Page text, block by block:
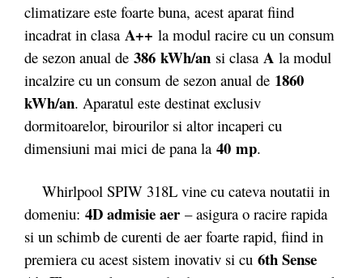
climatizare este foarte buna, acest aparat fiind
incadrat in clasa A++ la modul racire cu un consum
de sezon anual de 386 kWh/an si clasa A la modul
incalzire cu un consum de sezon anual de 1860
kWh/an. Aparatul este destinat exclusiv
dormitoarelor, birourilor si altor incaperi cu
dimensiuni mai mici de pana la 40 mp.
Whirlpool SPIW 318L vine cu cateva noutatii in
domeniu: 4D admisie aer – asigura o racire rapida
si un schimb de curenti de aer foarte rapid, fiind in
premiera cu acest sistem inovativ si cu 6th Sense